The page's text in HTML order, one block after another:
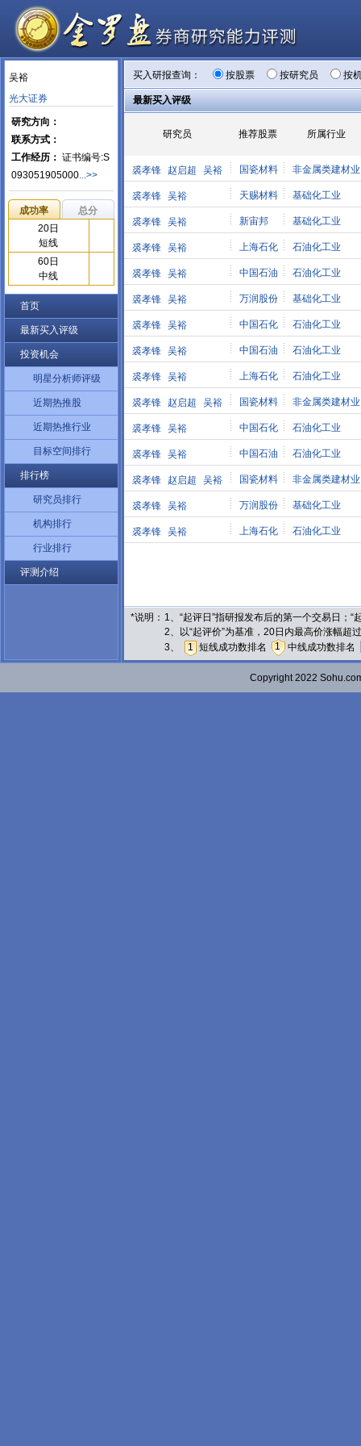
吴裕
光大证券
研究方向：
联系方式：
工作经历： 证书编号:S
093051905000...>>
成功率
总分
20日
短线
60日
中线
首页
最新买入评级
投资机会
明星分析师评级
近期热推股
近期热推行业
目标空间排行
排行榜
研究员排行
机构排行
行业排行
评测介绍
买入研报查询： 按股票 按研究员 按
最新买入评级
研究员 推荐股票 所属行业
裘孝锋 赵启超 吴裕 国瓷材料 非金属类建材业
裘孝锋 吴裕 天赐材料 基础化工业
裘孝锋 吴裕 新宙邦 基础化工业
裘孝锋 吴裕 上海石化 石油化工业
裘孝锋 吴裕 中国石油 石油化工业
裘孝锋 吴裕 万润股份 基础化工业
裘孝锋 吴裕 中国石化 石油化工业
裘孝锋 吴裕 中国石油 石油化工业
裘孝锋 吴裕 上海石化 石油化工业
裘孝锋 赵启超 吴裕 国瓷材料 非金属类建材业
裘孝锋 吴裕 中国石化 石油化工业
裘孝锋 吴裕 中国石油 石油化工业
裘孝锋 赵启超 吴裕 国瓷材料 非金属类建材业
裘孝锋 吴裕 万润股份 基础化工业
裘孝锋 吴裕 上海石化 石油化工业
*说明： 1、“起评日”指研报发布后的第一个交易日；
2、以“起评价”为基准，20日内最高价涨幅
3、
1 短线成功数排名 1 中线成功数排名
Copyright 2022